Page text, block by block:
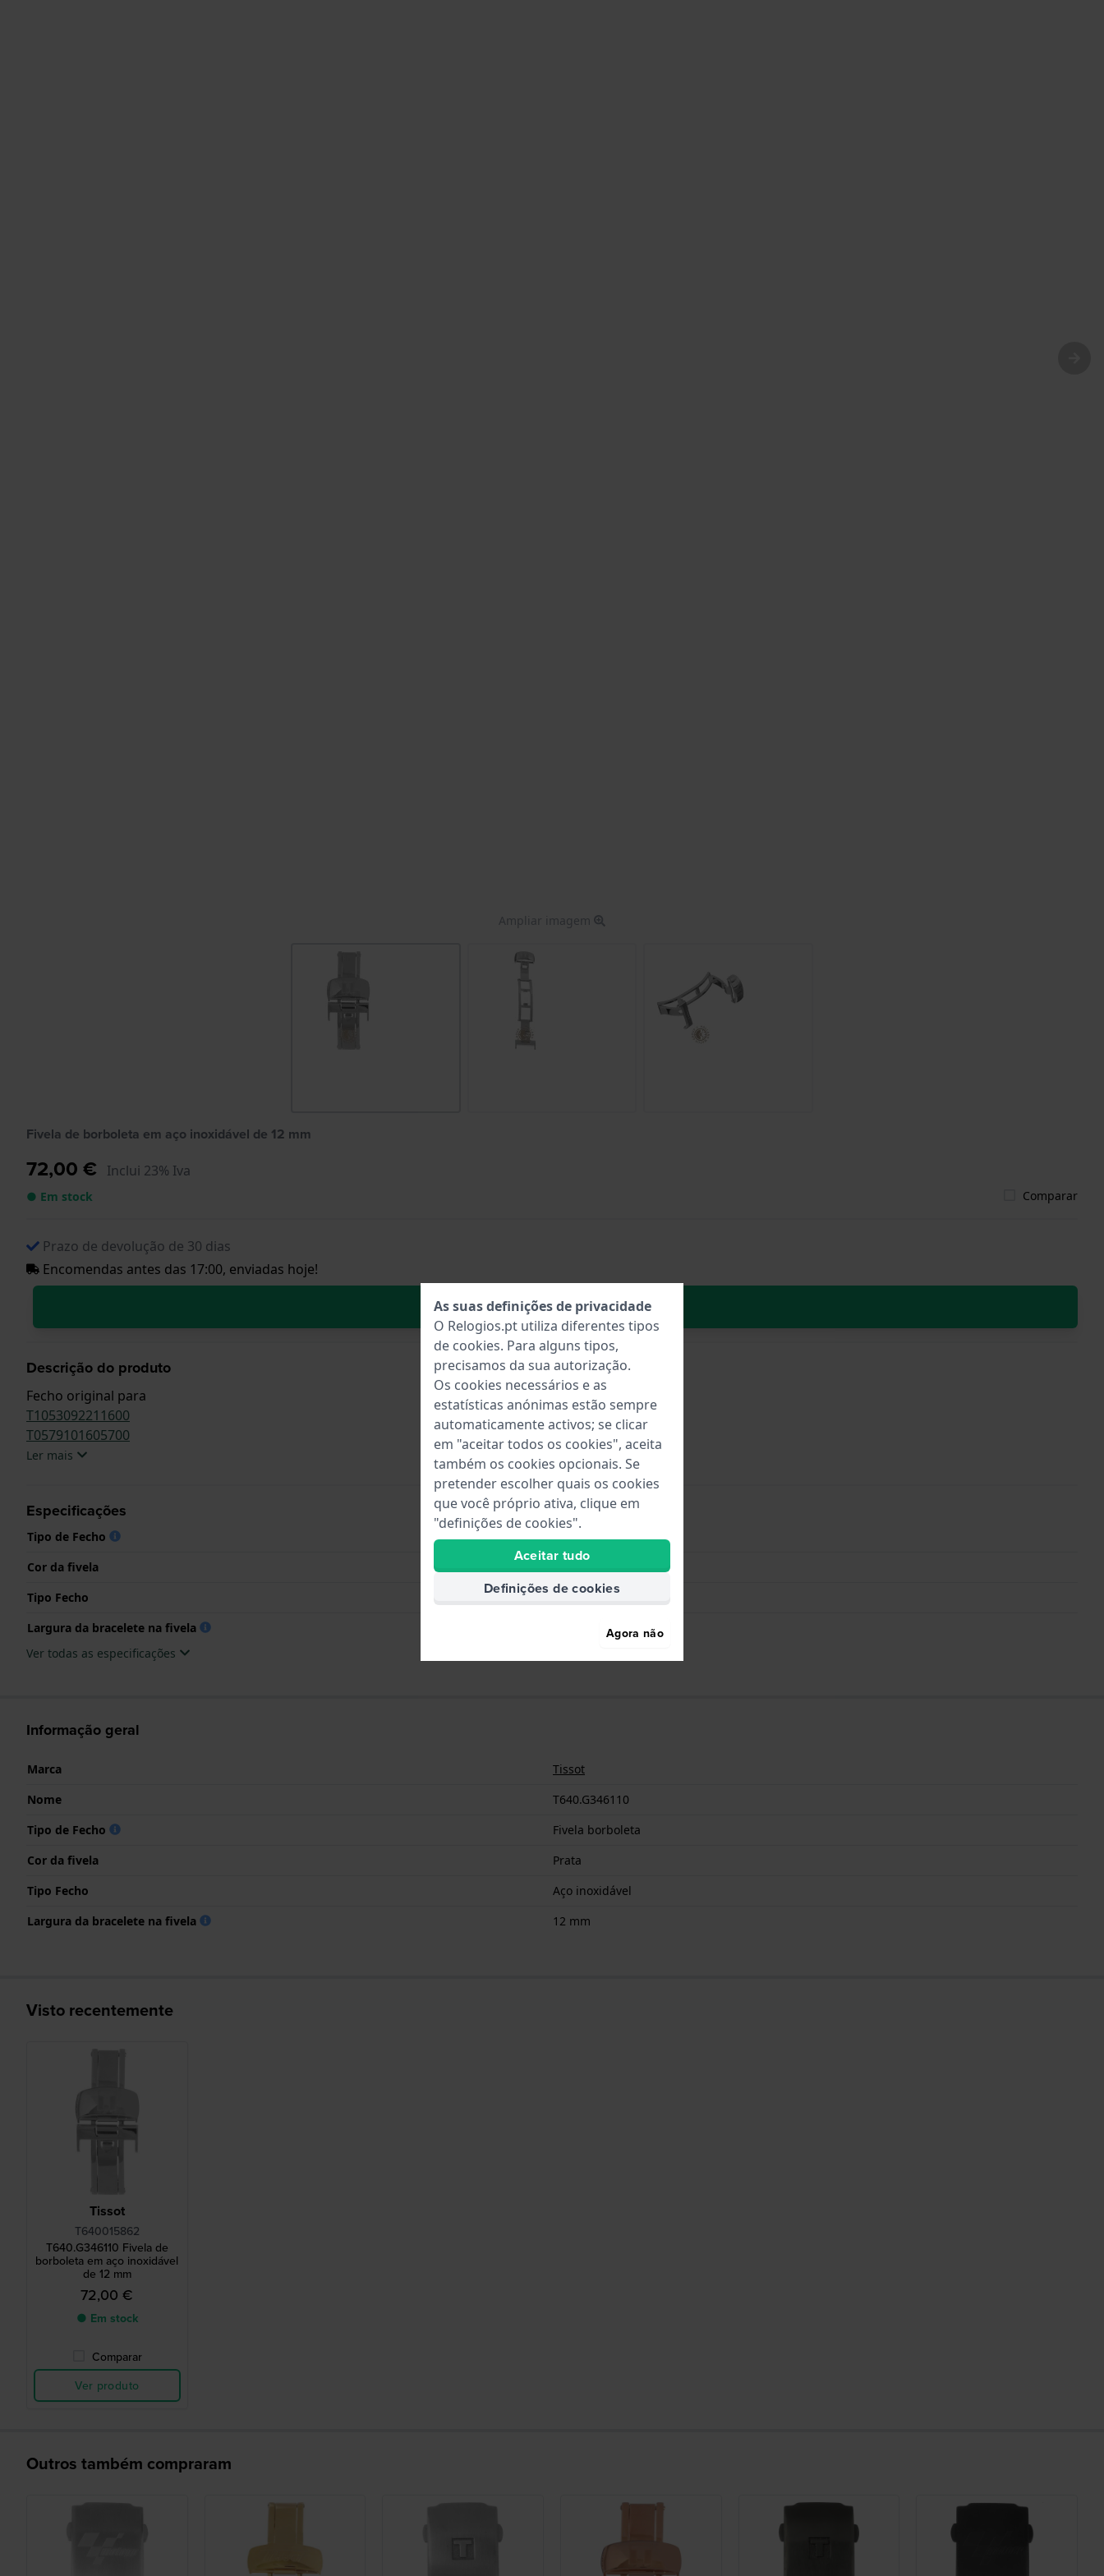
Ampliar imagem
Fivela de borboleta em aço inoxidável de 12 mm
72,00 € Inclui 23% Iva
● Em stock Comparar
Prazo de devolução de 30 dias
Encomendas antes das 17:00, enviadas hoje!
No carrinho
Descrição do produto
Fecho original para
T1053092211600
T0579101605700
Ler mais
Especificações
Tipo de Fecho
Fivela borboleta
Cor da fivela
Tipo Fecho
Aço inoxidável
Largura da bracelete na fivela
Ver todas as especificações
Informação geral
Marca
Tissot
Nome
T640.G346110
Tipo de Fecho
Fivela borboleta
Cor da fivela
Prata
Tipo Fecho
Aço inoxidável
Largura da bracelete na fivela
12 mm
Visto recentemente
Tissot
T640015862
T640.G346110 Fivela de
borboleta em aço inoxidável
de 12 mm
72,00 €
● Em stock
Comparar
Ver produto
Outros também compraram
As suas definições de privacidade
O Relogios.pt utiliza diferentes tipos
de cookies. Para alguns tipos,
precisamos da sua autorização.
Os cookies necessários e as
estatísticas anónimas estão sempre
automaticamente activos; se clicar
em "aceitar todos os cookies", aceita
também os cookies opcionais. Se
pretender escolher quais os cookies
que você próprio ativa, clique em
"definições de cookies".
Aceitar tudo
Definições de cookies
Agora não